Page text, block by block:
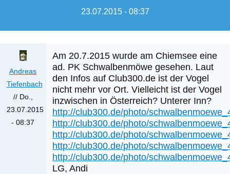
23.07.2015 - 08:37
Andreas
Tiefenbach
// Do.,
23.07.2015
- 08:37
Am 20.7.2015 wurde am Chiemsee eine
ad. PK Schwalbenmöwe gesehen. Laut
den Infos auf Club300.de ist der Vogel
nicht mehr vor Ort. Vielleicht ist der Vogel
inzwischen in Österreich? Unterer Inn?
http://club300.de/photo/
http://club300.de/photo/
http://club300.de/photo/
http://club300.de/photo/
http://club300.de/photo/
LG, Andi